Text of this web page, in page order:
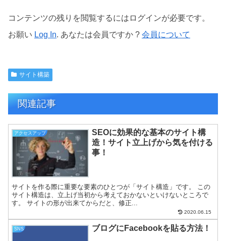
コンテンツの残りを閲覧するにはログインが必要です。
お願い Log In. あなたは会員ですか ? 会員について
サイト構築
関連記事
アクセスアップ
SEOに効果的な基本のサイト構
造！サイト立上げから気を付ける
事！
サイトを作る際に重要な要素のひとつが「サイト構造」です。 この
サイト構造は、立上げ当初から考えておかないといけないところで
す。 サイトの形が出来てからだと、修正...
2020.06.15
SNS ブログにFacebookを貼る方法！